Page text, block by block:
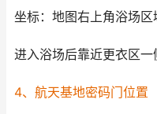
坐标：地图右上角浴场区
进入浴场后靠近更衣区
4、航天基地密码门位置